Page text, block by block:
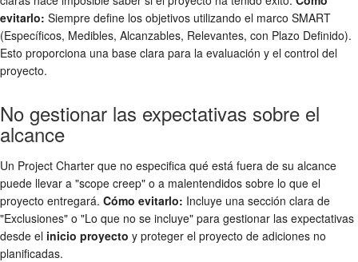
evitarlo: Siempre define los objetivos utilizando el marco SMART
(Específicos, Medibles, Alcanzables, Relevantes, con Plazo Definido).
Esto proporciona una base clara para la evaluación y el control del
proyecto.
No gestionar las expectativas sobre el
alcance
Un Project Charter que no especifica qué está fuera de su alcance
puede llevar a "scope creep" o a malentendidos sobre lo que el
proyecto entregará. Cómo evitarlo: Incluye una sección clara de
"Exclusiones" o "Lo que no se incluye" para gestionar las expectativas
desde el inicio proyecto y proteger el proyecto de adiciones no
planificadas.